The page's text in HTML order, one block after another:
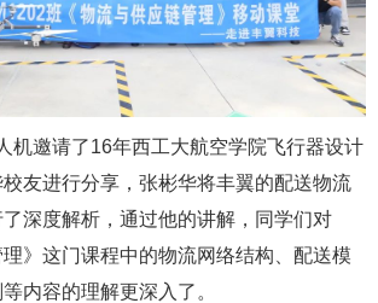
机邀请了16年西工大航空学院飞行器设计
友进行分享，张彬华将丰翼的配送物流
深度解析，通过他的讲解，同学们对
理》这门课程中的物流网络结构、配送模
内容的理解更深入了。